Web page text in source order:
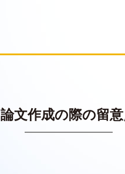
論文作成の際の留